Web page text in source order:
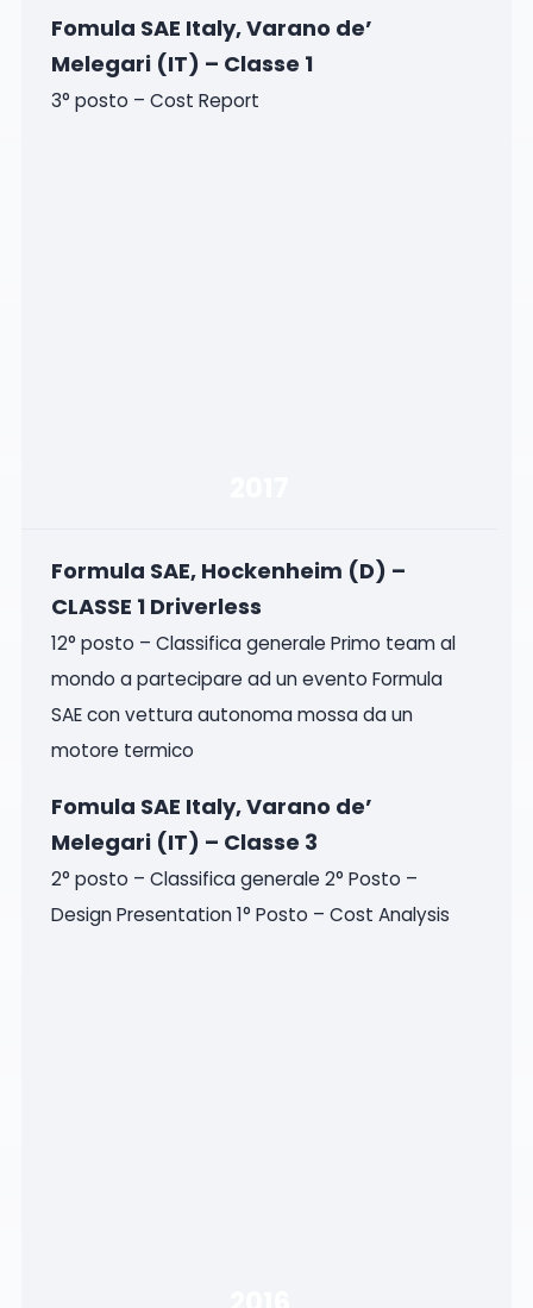
Fomula SAE Italy, Varano de’
Melegari (IT) – Classe 1
3° posto – Cost Report
Formula SAE, Hockenheim (D) –
CLASSE 1 Driverless
12° posto – Classifica generale Primo team al
mondo a partecipare ad un evento Formula
SAE con vettura autonoma mossa da un
motore termico
Fomula SAE Italy, Varano de’
Melegari (IT) – Classe 3
2° posto – Classifica generale 2° Posto –
Design Presentation 1° Posto – Cost Analysis